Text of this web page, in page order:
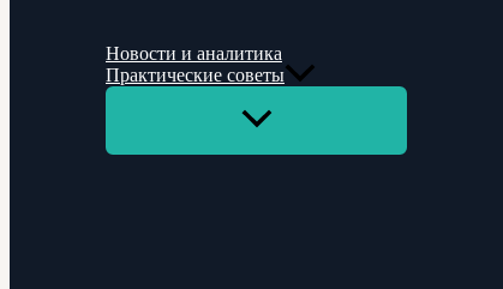
Новости и аналитика
Практические советы
Переключатель